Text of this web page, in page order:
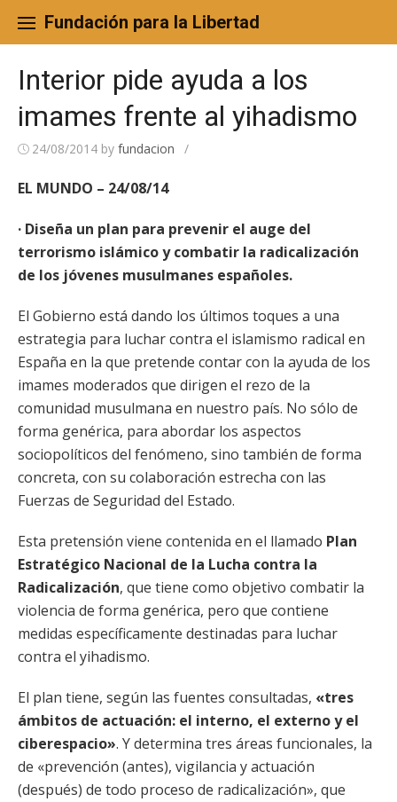
content
Fundación para la Libertad
Interior pide ayuda a los
imames frente al yihadismo
24/08/2014 by fundacion /
EL MUNDO – 24/08/14
· Diseña un plan para prevenir el auge del
terrorismo islámico y combatir la radicalización
de los jóvenes musulmanes españoles.
El Gobierno está dando los últimos toques a una
estrategia para luchar contra el islamismo radical en
España en la que pretende contar con la ayuda de los
imames moderados que dirigen el rezo de la
comunidad musulmana en nuestro país. No sólo de
forma genérica, para abordar los aspectos
sociopolíticos del fenómeno, sino también de forma
concreta, con su colaboración estrecha con las
Fuerzas de Seguridad del Estado.
Esta pretensión viene contenida en el llamado Plan
Estratégico Nacional de la Lucha contra la
Radicalización, que tiene como objetivo combatir la
violencia de forma genérica, pero que contiene
medidas específicamente destinadas para luchar
contra el yihadismo.
El plan tiene, según las fuentes consultadas, «tres
ámbitos de actuación: el interno, el externo y el
ciberespacio». Y determina tres áreas funcionales, la
de «prevención (antes), vigilancia y actuación
(después) de todo proceso de radicalización», que